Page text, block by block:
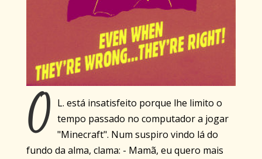
O L. está insatisfeito porque lhe limito o
tempo passado no computador a jogar
"Minecraft". Num suspiro vindo lá do
fundo da alma, clama: - Mamã, eu quero mais